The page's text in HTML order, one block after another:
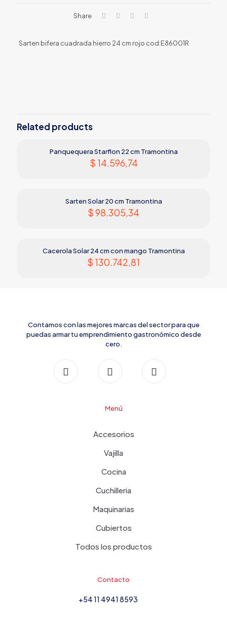
Share
Sarten bifera cuadrada hierro 24 cm rojo cod:E86001R
Related products
Panquequera Starflon 22 cm Tramontina
$ 14.596,74
Sarten Solar 20 cm Tramontina
$98.305,34
Cacerola Solar 24 cm con mango Tramontina
$ 130.742,81
Contamos con las mejores marcas del sector para que
puedas armar tu emprendimiento gastronómico desde
cero.
Menú
Accesorios
Vajilla
Cocina
Cuchilleria
Maquinarias
Cubiertos
Todos los productos
Contacto
+54 11 4941 8593